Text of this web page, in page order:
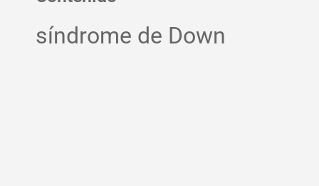
síndrome de Down